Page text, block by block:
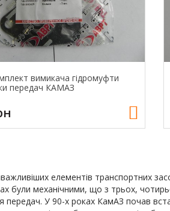
вимикача гідромуфти
передач КАМАЗ
елементів транспортних
механічними, що з трьох,
У 90-х роках КамАЗ почав